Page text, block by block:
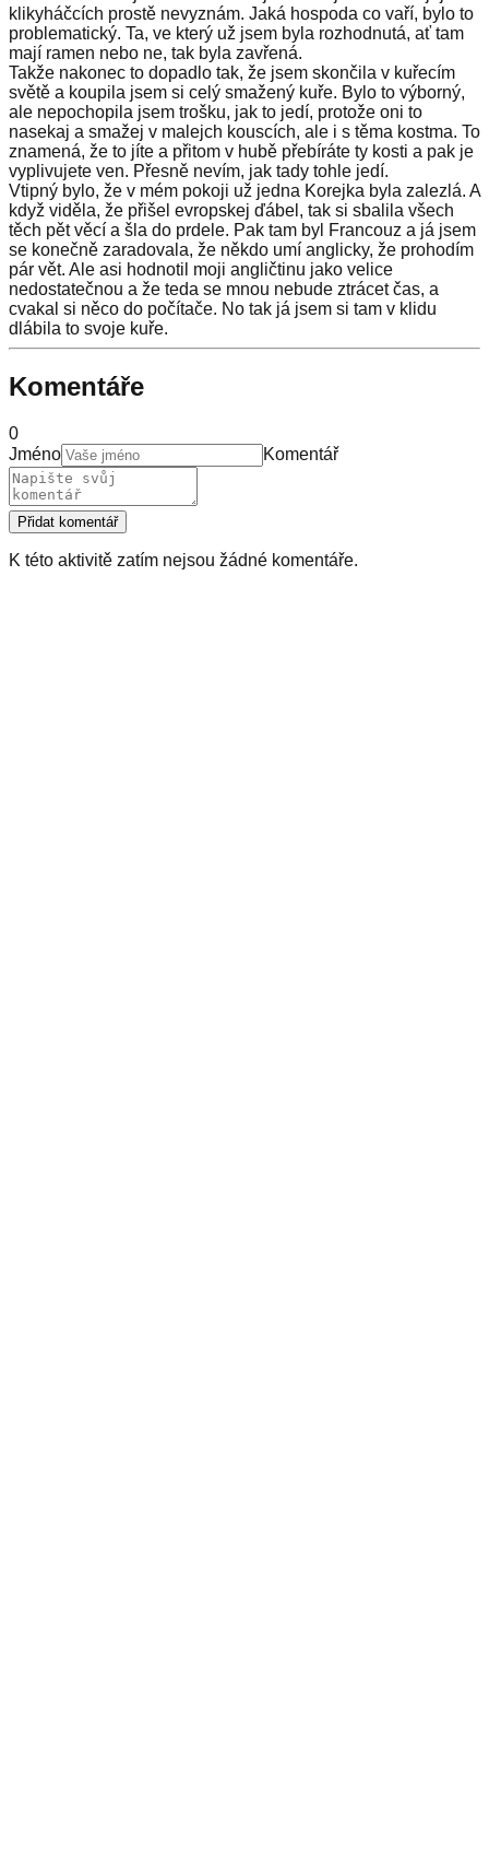
klikyháčcích prostě nevyznám. Jaká hospoda co vaří, bylo to
problematický. Ta, ve který už jsem byla rozhodnutá, ať tam
mají ramen nebo ne, tak byla zavřená.
Takže nakonec to dopadlo tak, že jsem skončila v kuřecím
světě a koupila jsem si celý smažený kuře. Bylo to výborný,
ale nepochopila jsem trošku, jak to jedí, protože oni to
nasekaj a smažej v malejch kouscích, ale i s těma kostma. To
znamená, že to jíte a přitom v hubě přebíráte ty kosti a pak je
vyplivujete ven. Přesně nevím, jak tady tohle jedí.
Vtipný bylo, že v mém pokoji už jedna Korejka byla zalezlá. A
když viděla, že přišel evropskej ďábel, tak si sbalila všech
těch pět věcí a šla do prdele. Pak tam byl Francouz a já jsem
se konečně zaradovala, že někdo umí anglicky, že prohodím
pár vět. Ale asi hodnotil moji angličtinu jako velice
nedostatečnou a že teda se mnou nebude ztrácet čas, a
cvakal si něco do počítače. No tak já jsem si tam v klidu
dlábila to svoje kuře.
Komentáře
0
Jméno
Komentář
Přidat komentář
K této aktivitě zatím nejsou žádné komentáře.